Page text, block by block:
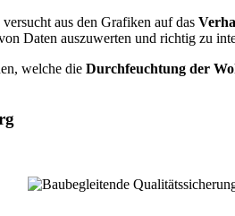
versucht aus den Grafiken auf das
Daten auszuwerten und richtig zu
welche die Durchfeuchtung der